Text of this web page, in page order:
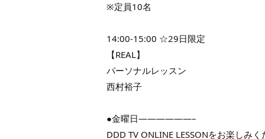
※定員10名
14:00-15:00 ☆29日限定
【REAL】
パーソナルレッスン
西村裕子
●金曜日——————–
DDD TV ONLINE LESSONをお楽しみく